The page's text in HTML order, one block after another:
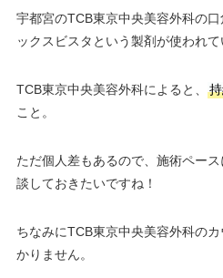
宇都宮のTCB東京中央美容外科の
ックスビスタという製剤が使われて
TCB東京中央美容外科によると、
こと。
ただ個人差もあるので、施術ペー
談しておきたいですね！
ちなみにTCB東京中央美容外科の
かりません。